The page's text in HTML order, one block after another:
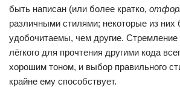
быть написан (или более кратко,
различными стилями; некоторые из них
удобочитаемы, чем другие. Стремление
лёгкого для прочтения другими кода
хорошим тоном, и выбор правильного
крайне ему способствует.